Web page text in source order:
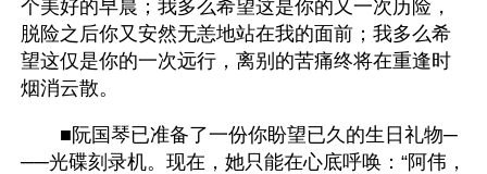
个美好的早晨；我多么希望这是你的又一次历险，
脱险之后你又安然无恙地站在我的面前；我多么希
望这仅是你的一次远行，离别的苦痛终将在重逢时
烟消云散。
■阮国琴已准备了一份你盼望已久的生日礼物─
──光碟刻录机。现在，她只能在心底呼唤：“阿伟，